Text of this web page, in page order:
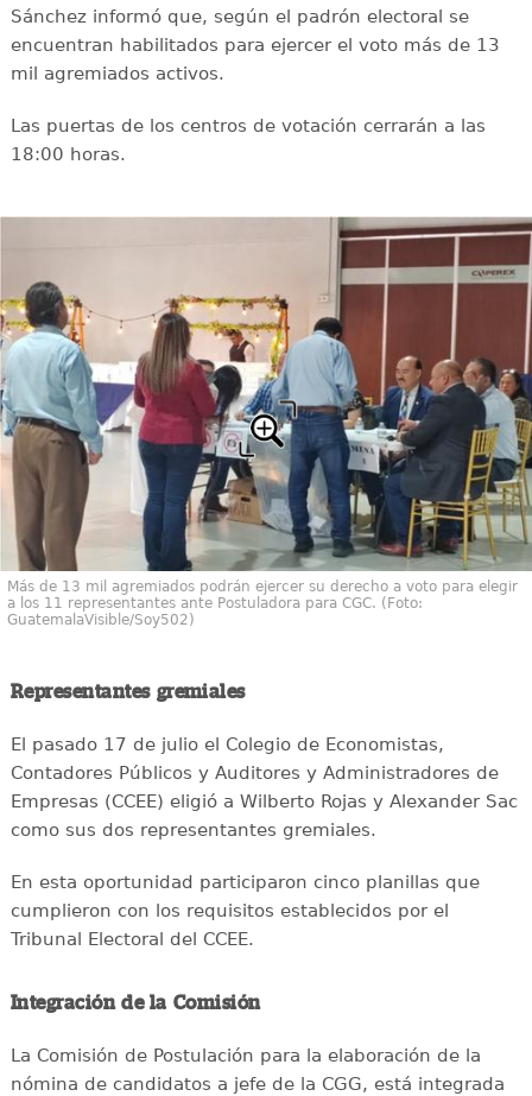
Sánchez informó que, según el padrón electoral se
encuentran habilitados para ejercer el voto más de 13
mil agremiados activos.
Las puertas de los centros de votación cerrarán a las
18:00 horas.
Más de 13 mil agremiados podrán ejercer su derecho a voto para elegir
a los 11 representantes ante Postuladora para CGC. (Foto:
GuatemalaVisible/Soy502)
Representantes gremiales
El pasado 17 de julio el Colegio de Economistas,
Contadores Públicos y Auditores y Administradores de
Empresas (CCEE) eligió a Wilberto Rojas y Alexander Sac
como sus dos representantes gremiales.
En esta oportunidad participaron cinco planillas que
cumplieron con los requisitos establecidos por el
Tribunal Electoral del CCEE.
Integración de la Comisión
La Comisión de Postulación para la elaboración de la
nómina de candidatos a jefe de la CGG, está integrada